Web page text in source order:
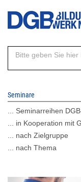
Direkt
Inhalt
Seminare
... Seminarreihen
... in Kooperation mit
... nach Zielgruppe
... nach Thema